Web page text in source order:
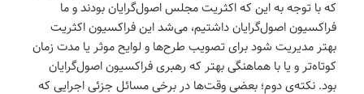
که با توجه به این که اکثریت مجلس اصول‌گرایان بودند و ما
فراکسیون اصول‌گرایان داشتیم، می‌شد این فراکسیون اکثریت
بهتر مدیریت شود برای تصویب طرح‌ها و لوایح موثر یا مدت زمان
کوتاه‌تر و یا با هماهنگی بهتر که رهبری فراکسیون اصول‌گرایان
بود. نکته‌ی دوم؛ بعضی وقت‌ها در برخی مسائل جزئی اجرایی که